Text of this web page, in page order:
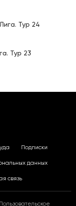
Тур 24
Тур 23
Подписки
данных
связь
Пользовательское